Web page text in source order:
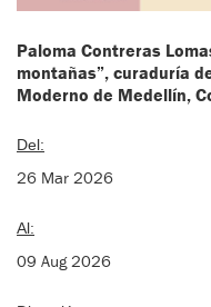
Paloma Contreras
montañas”, curaduría
Moderno de Medellín,
Del:
26 Mar 2026
Al:
09 Aug 2026